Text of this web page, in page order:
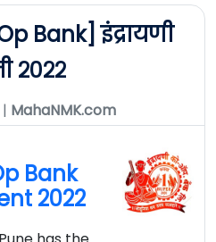
Bank] इंद्रायणी
२०२२
MahaNMK.com
Bank
2022